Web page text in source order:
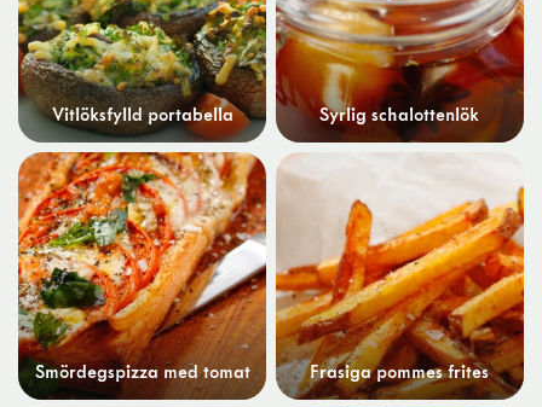
Vitlöksfylld portabella Syrlig schalottenlök
Smördegspizza med tomat Frasiga pommes frites